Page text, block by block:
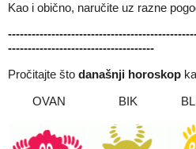
Kao i obično, naručite uz razne
------
-------------------------------------
Pročitajte što današnji horoskop
OVAN
BIK